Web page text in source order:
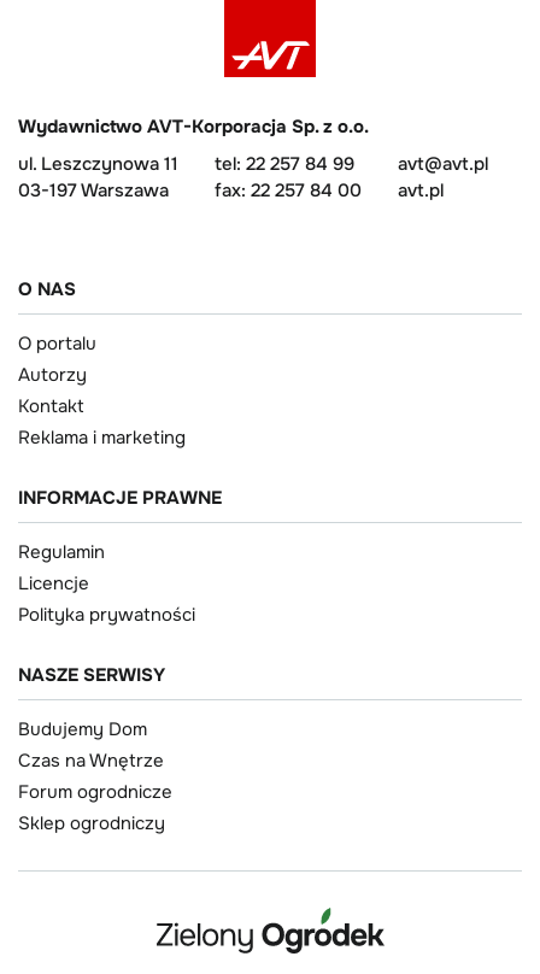
Wydawnictwo AVT-Korporacja Sp. z o.o.
ul. Leszczynowa 11
03-197 Warszawa
tel: 22 257 84 99
fax: 22 257 84 00
avt@avt.pl
avt.pl
O NAS
O portalu
Autorzy
Kontakt
Reklama i marketing
INFORMACJE PRAWNE
Regulamin
Licencje
Polityka prywatności
NASZE SERWISY
Budujemy Dom
Czas na Wnętrze
Forum ogrodnicze
Sklep ogrodniczy